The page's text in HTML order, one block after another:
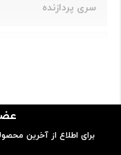
سری پردازنده
7500U
برای اطلاع از آخرین